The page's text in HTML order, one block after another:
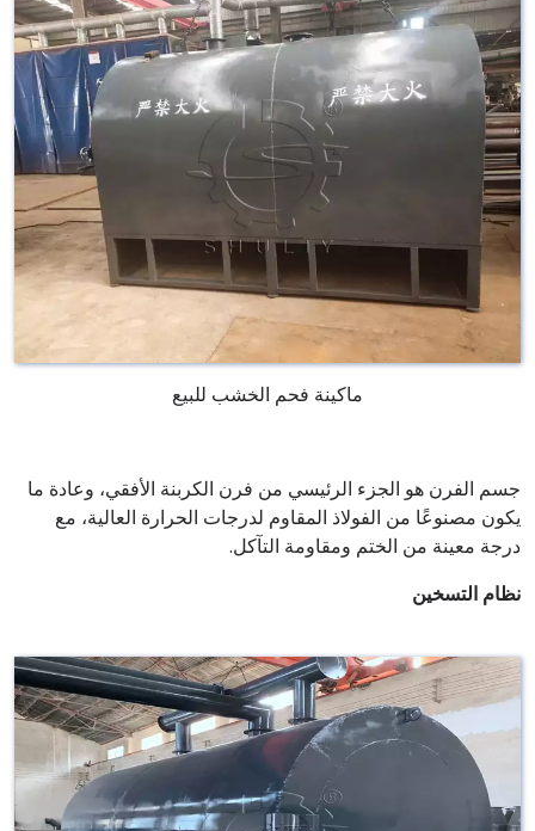
ماكينة فحم الخشب للبيع
جسم الفرن هو الجزء الرئيسي من فرن الكربنة الأفقي، وعادة ما
يكون مصنوعًا من الفولاذ المقاوم لدرجات الحرارة العالية، مع
درجة معينة من الختم ومقاومة التآكل.
نظام التسخين